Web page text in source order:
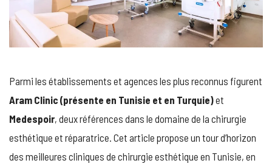
Parmi les établissements et agences les plus reconnus figurent
Aram Clinic (présente en Tunisie et en Turquie)et
Medespoir, deux références dans le domaine de la chirurgie
esthétique et réparatrice. Cet article propose un tour d’horizon
des meilleures cliniques de chirurgie esthétique en Tunisie, en